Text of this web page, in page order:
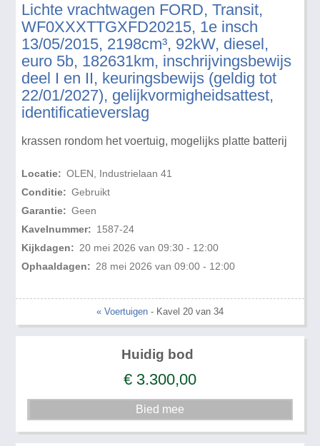
Lichte vrachtwagen FORD, Transit,
WF0XXXTTGXFD20215, 1e insch
13/05/2015, 2198cm³, 92kW, diesel,
euro 5b, 182631km, inschrijvingsbewijs
deel I en II, keuringsbewijs (geldig tot
22/01/2027), gelijkvormigheidsattest,
identificatieverslag
krassen rondom het voertuig, mogelijks platte batterij
Locatie: OLEN, Industrielaan 41
Conditie: Gebruikt
Garantie: Geen
Kavelnummer: 1587-24
Kijkdagen: 20 mei 2026 van 09:30 - 12:00
Ophaaldagen: 28 mei 2026 van 09:00 - 12:00
« Voertuigen - Kavel 20 van 34
Huidig bod
€ 3.300,00